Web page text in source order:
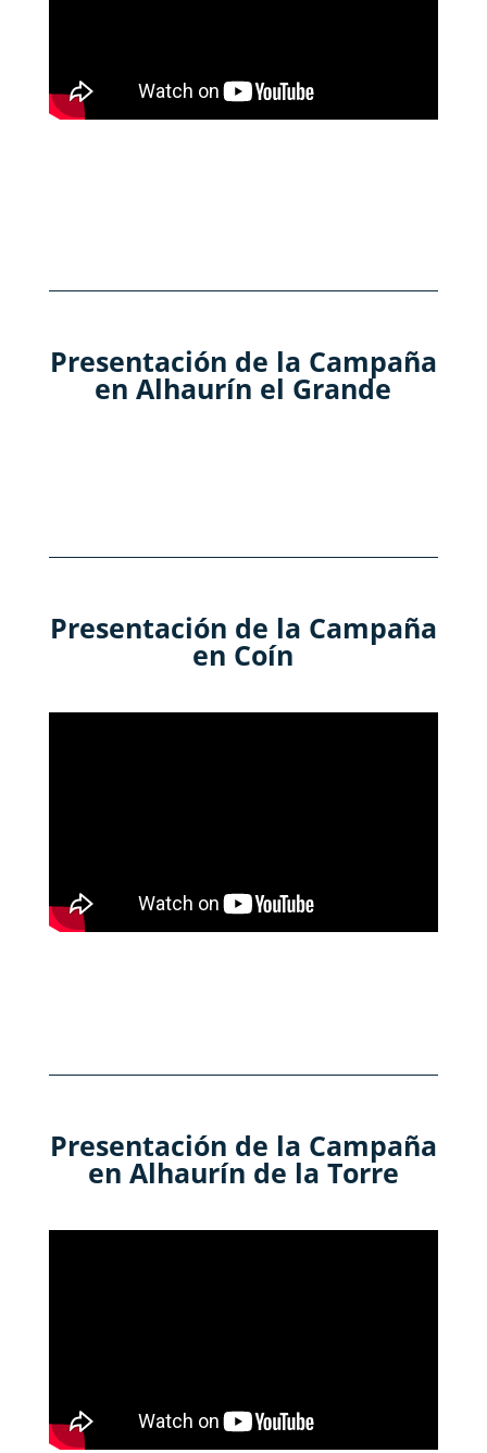
Presentación de la Campaña
en Alhaurín el Grande
Presentación de la Campaña
en Coín
Presentación de la Campaña
en Alhaurín de la Torre